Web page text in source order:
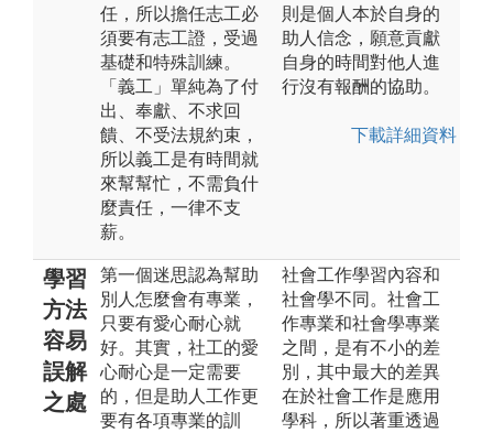
任，所以擔任志工必
須要有志工證，受過
基礎和特殊訓練。
「義工」單純為了付
出、奉獻、不求回
饋、不受法規約束，
所以義工是有時間就
來幫幫忙，不需負什
麼責任，一律不支
薪。
則是個人本於自身的
助人信念，願意貢獻
自身的時間對他人進
行沒有報酬的協助。
下載詳細資料
學習
方法
容易
誤解
之處
第一個迷思認為幫助
別人怎麼會有專業，
只要有愛心耐心就
好。其實，社工的愛
心耐心是一定需要
的，但是助人工作更
要有各項專業的訓
社會工作學習內容和
社會學不同。社會工
作專業和社會學專業
之間，是有不小的差
別，其中最大的差異
在於社會工作是應用
學科，所以著重透過